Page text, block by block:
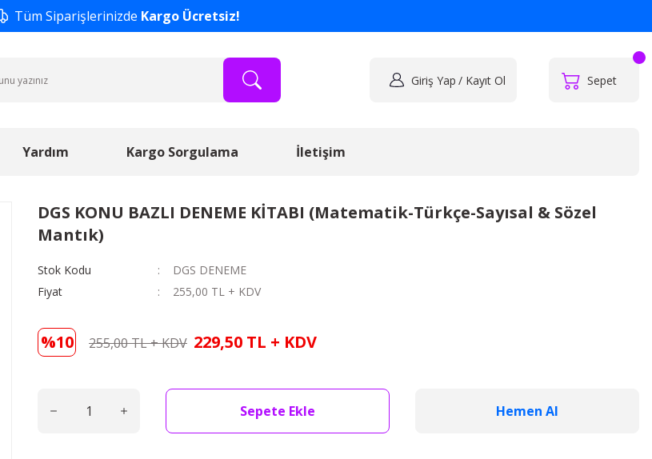
Tüm Siparişlerinizde Kargo Ücretsiz!
Giriş Yap / Kayıt Ol Sepet
Yardım Kargo Sorgulama İletişim
DGS KONU BAZLI DENEME KİTABI (Matematik-Türkçe-Sayısal & Sözel
Mantık)
Stok Kodu
DGS DENEME
Fiyat
255,00 TL + KDV
%10 255,00 TL + KDV 229,50 TL + KDV
Sepete Ekle Hemen Al